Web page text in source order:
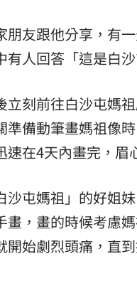
18:15
友跟他分享，有
人回答「這是白沙
刻前往白沙屯媽
備動筆畫媽祖像
在4天內畫完，眉
屯媽祖」的好姐
，畫的時候考慮
始劇烈頭痛，直